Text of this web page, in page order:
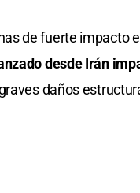
de fuerte impacto
desdeIrán
daños